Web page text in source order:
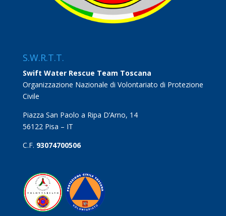
S.W.R.T.T.
Swift Water Rescue Team Toscana
Organizzazione Nazionale di Volontariato di Protezione
Civile
Piazza San Paolo a Ripa D’Arno, 14
56122 Pisa – IT
C.F. 93074700506